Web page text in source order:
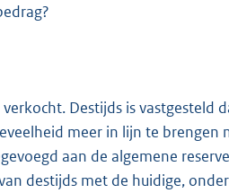
Destijds is
meer in lijn te
aan de algemene
destijds met de huidige,